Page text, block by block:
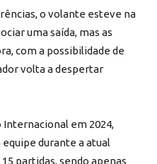
o volante esteve na
uma saída, mas as
com a possibilidade de
volta a despertar
em 2024,
durante a atual
partidas, sendo apenas